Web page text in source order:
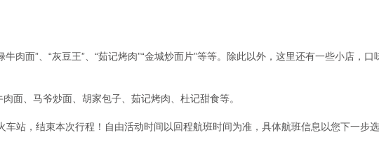
肉面”、“灰豆王”、“茹记烤肉”“金城炒面片”等等。除此以外，这里还有一些小店，口
面、马爷炒面、胡家包子、茹记烤肉、杜记甜食等。
站，结束本次行程！自由活动时间以回程航班时间为准，具体航班信息以您下一步